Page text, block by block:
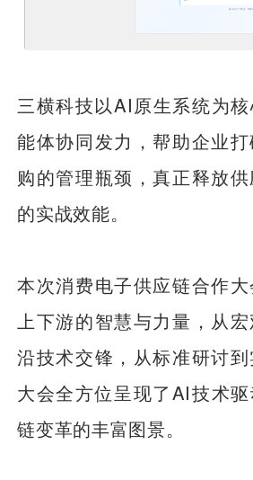
三横科技以AI原生系统为
能体协同发力，帮助企业
购的管理瓶颈，真正释放
的实战效能。
本次消费电子供应链合作
上下游的智慧与力量，从
沿技术交锋，从标准研讨到
大会全方位呈现了AI技术
链变革的丰富图景。